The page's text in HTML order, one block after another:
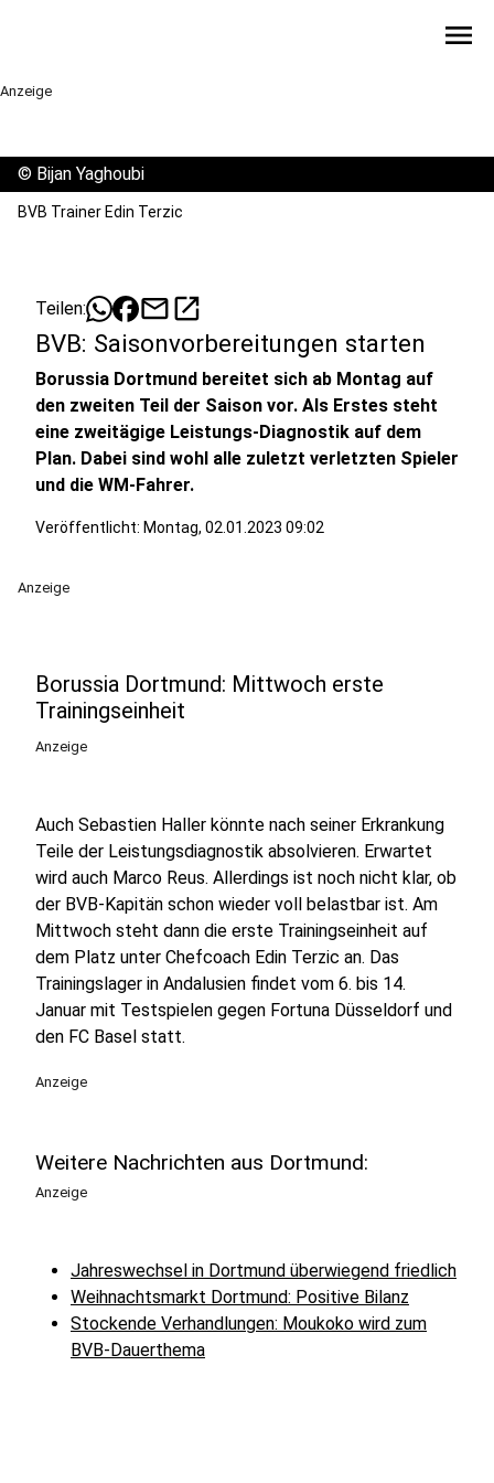
menu
Anzeige
© Bijan Yaghoubi
BVB Trainer Edin Terzic
Teilen: mailopen_in_new
BVB: Saisonvorbereitungen starten
Borussia Dortmund bereitet sich ab Montag auf
den zweiten Teil der Saison vor. Als Erstes steht
eine zweitägige Leistungs-Diagnostik auf dem
Plan. Dabei sind wohl alle zuletzt verletzten Spieler
und die WM-Fahrer.
Veröffentlicht: Montag, 02.01.2023 09:02
Anzeige
Borussia Dortmund: Mittwoch erste
Trainingseinheit
Anzeige
Auch Sebastien Haller könnte nach seiner Erkrankung
Teile der Leistungsdiagnostik absolvieren. Erwartet
wird auch Marco Reus. Allerdings ist noch nicht klar, ob
der BVB-Kapitän schon wieder voll belastbar ist. Am
Mittwoch steht dann die erste Trainingseinheit auf
dem Platz unter Chefcoach Edin Terzic an. Das
Trainingslager in Andalusien findet vom 6. bis 14.
Januar mit Testspielen gegen Fortuna Düsseldorf und
den FC Basel statt.
Anzeige
Weitere Nachrichten aus Dortmund:
Anzeige
Jahreswechsel in Dortmund überwiegend friedlich
Weihnachtsmarkt Dortmund: Positive Bilanz
Stockende Verhandlungen: Moukoko wird zum
BVB-Dauerthema